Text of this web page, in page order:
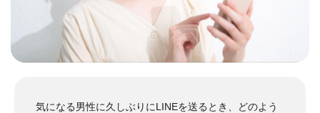
気になる男性に久しぶりにLINEを送るとき、どのよう